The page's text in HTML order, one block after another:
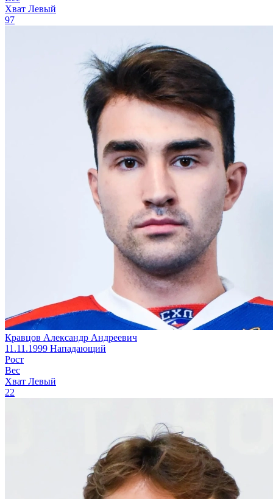
Хват Левый
97
Кравцов Александр Андреевич
11.11.1999 Нападающий
Рост
Вес
Хват Левый
22